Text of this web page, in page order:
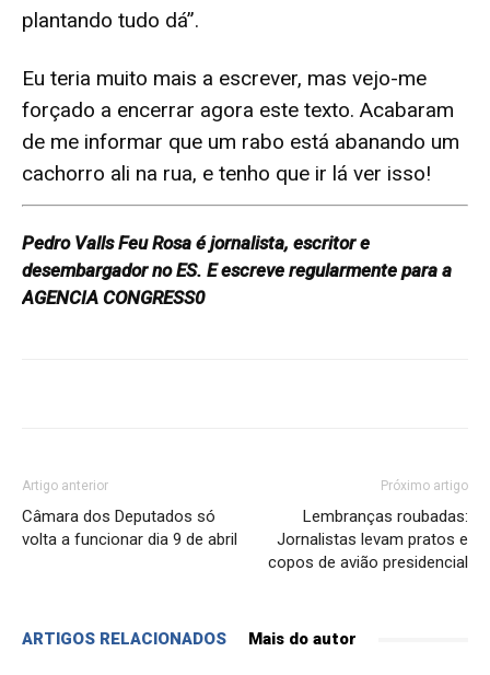
plantando tudo dá”.
Eu teria muito mais a escrever, mas vejo-me
forçado a encerrar agora este texto. Acabaram
de me informar que um rabo está abanando um
cachorro ali na rua, e tenho que ir lá ver isso!
Pedro Valls Feu Rosa é jornalista, escritor e
desembargador no ES. E escreve regularmente para a
AGENCIA CONGRESS0
Artigo anterior
Câmara dos Deputados só
volta a funcionar dia 9 de abril
Próximo artigo
Lembranças roubadas:
Jornalistas levam pratos e
copos de avião presidencial
ARTIGOS RELACIONADOS Mais do autor